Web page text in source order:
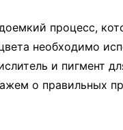
процесс,
необходимо
и пигмент
о правильных